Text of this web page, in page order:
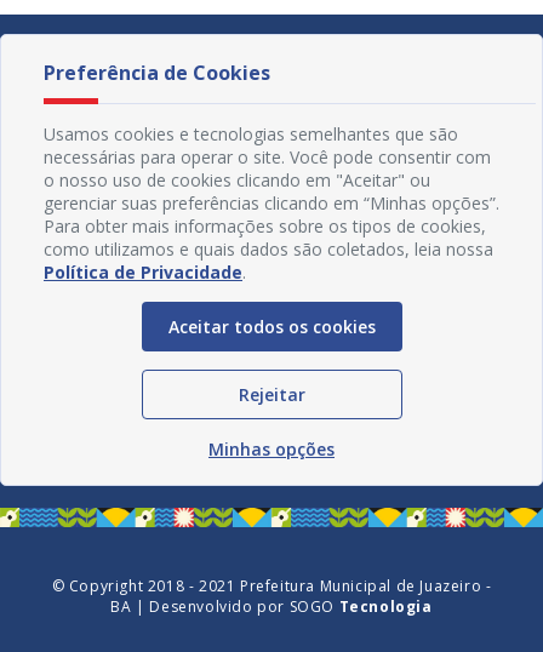
Redes Sociais
© Copyright 2018 - 2021 Prefeitura Municipal de Juazeiro -
BA | Desenvolvido por SOGO Tecnologia
Preferência de Cookies
Usamos cookies e tecnologias semelhantes que são
necessárias para operar o site. Você pode consentir com
o nosso uso de cookies clicando em "Aceitar" ou
gerenciar suas preferências clicando em “Minhas opções”.
Para obter mais informações sobre os tipos de cookies,
como utilizamos e quais dados são coletados, leia nossa
Política de Privacidade.
Aceitar todos os cookies
Rejeitar
Minhas opções